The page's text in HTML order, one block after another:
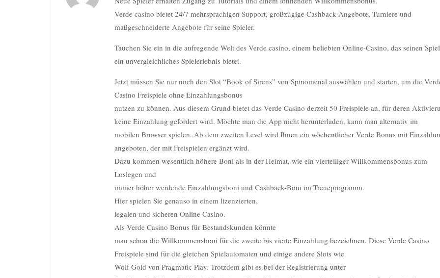
Verde casino bietet 24/7 mehrsprachigen Support, großzügige Cashback-Angebote, Turniere und
maßgeschneiderte Angebote für seine Spieler.
Tauchen Sie ein in die aufregende Welt des Verde casino, einem beliebten Online-Casino, das seinen
ein unvergleichliches Spielerlebnis bietet.
Jetzt müssen Sie nur noch den Slot “Book of Sirens” von Spinomenal auswählen und starten, um die
Casino Freispiele ohne Einzahlungsbonus
nutzen zu können. Aus diesem Grund bietet das Verde Casino derzeit 50 Freispiele an, für deren
keine Einzahlung gefordert wird. Möchte man die App nicht herunterladen, kann man alternativ im
mobilen Browser spielen. Ab dem zweiten Level wird Ihnen ein wöchentlicher Verde Bonus mit
angeboten, der mit Freispielen ergänzt wird.
Dazu kommen wesentlich höhere Boni als in der Heimat, wie ein vierteiliger Willkommensbonus zum
Loslegen und
immer höher werdende Einzahlungsboni und Cashback-Boni im Treueprogramm.
Hier spielen Sie genauso in einem lizenzierten,
legalen und sicheren Online Casino.
Als Verde Casino Bonus für Bestandskunden könnte
man schon die Willkommensboni für die zweite bis vierte Einzahlung bezeichnen. Diese Verde Casino
Freispiele sind für die gleichen Spielautomaten und einige andere Slots wie
Wolf Gold von Pragmatic Play. Trotzdem gibt es bei der Registrierung unter